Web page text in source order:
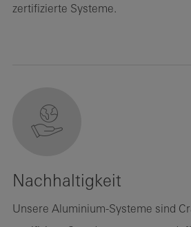
zertifizierte Systeme.
Nachhaltigkeit
Unsere Aluminium-Systeme sind